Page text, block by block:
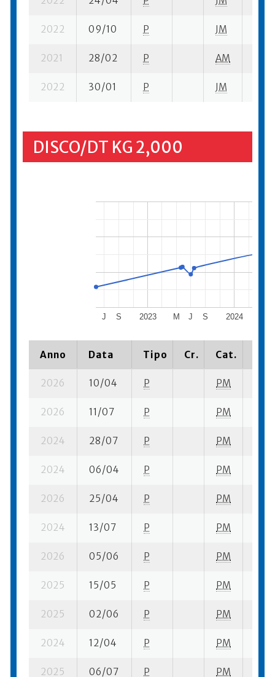
2022 09/10 P JM
2021 28/02 P AM
2022 30/01 P JM
DISCO/DT KG 2,000
2023 2024
J S M J S
Anno Data Tipo Cr. Cat.
2026 10/04 P PM
2026 11/07 P PM
2024 28/07 P PM
2024 06/04 P PM
2026 25/04 P PM
2024 13/07 P PM
2026 05/06 P PM
2025 15/05 P PM
2025 02/06 P PM
2024 12/04 P PM
2025 06/07 P PM